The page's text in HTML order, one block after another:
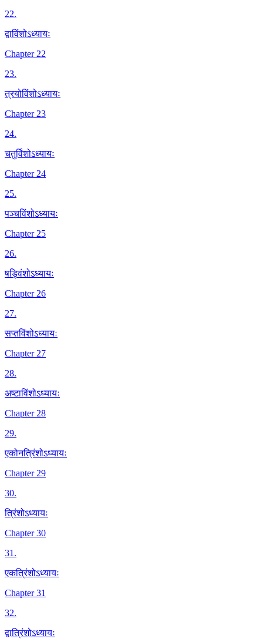
22.
द्वाविंशोऽध्यायः
Chapter 22
23.
त्रयोविंशोऽध्यायः
Chapter 23
24.
चतुर्विंशोऽध्यायः
Chapter 24
25.
पञ्चविंशोऽध्यायः
Chapter 25
26.
षड्विंशोऽध्यायः
Chapter 26
27.
सप्तविंशोऽध्यायः
Chapter 27
28.
अष्टाविंशोऽध्यायः
Chapter 28
29.
एकोनत्रिंशोऽध्यायः
Chapter 29
30.
त्रिंशोऽध्यायः
Chapter 30
31.
एकत्रिंशोऽध्यायः
Chapter 31
32.
द्वात्रिंशोऽध्यायः